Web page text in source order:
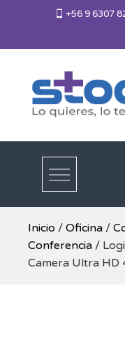
+56 9 6307
Más
Inicio / Oficina /
Conferencia /
Camera Ultra HD